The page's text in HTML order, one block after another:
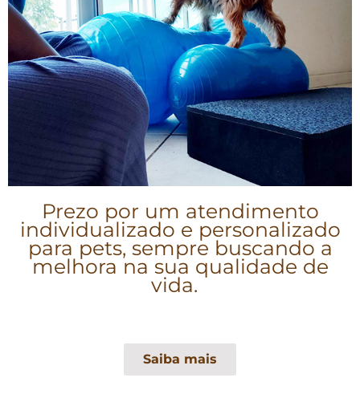
Prezo por um atendimento
individualizado e personalizado
para pets, sempre buscando a
melhora na sua qualidade de
vida.
Saiba mais